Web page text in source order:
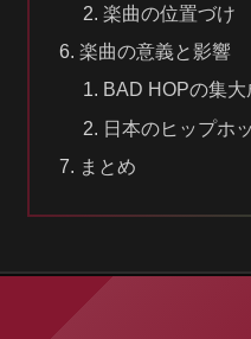
楽曲の位置づけ
楽曲の意義と影響
BAD HOPの集
日本のヒップホ
まとめ